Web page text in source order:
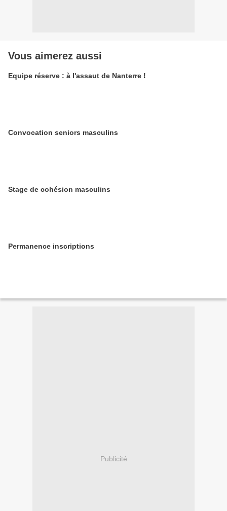
Vous aimerez aussi
Equipe réserve : à l'assaut de Nanterre !
Convocation seniors masculins
Stage de cohésion masculins
Permanence inscriptions
Publicité